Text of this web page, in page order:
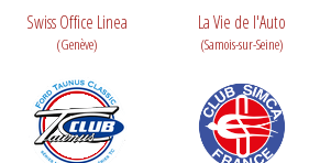
Swiss Office Linea
(Genève)
La Vie de l'Auto
(Samois-sur-Seine)